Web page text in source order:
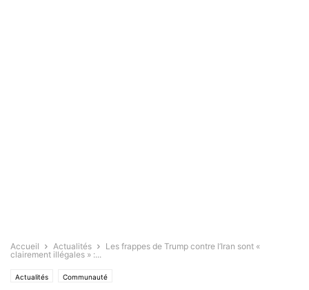
Accueil Actualités
Les frappes de Trump contre l’Iran sont «
clairement illégales » :...
Actualités Communauté